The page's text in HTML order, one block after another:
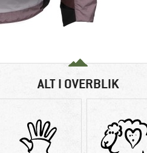
ALT I OVERBLIK